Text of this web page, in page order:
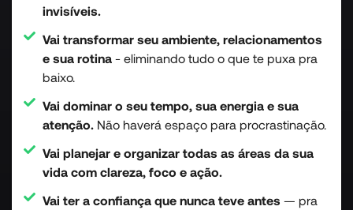
invisíveis.
Vai transformar seu ambiente, relacionamentos
e sua rotina- eliminando tudo o que te puxa pra
baixo.
Vai dominar o seu tempo, sua energia e sua
atenção. Não haverá espaço para procrastinação.
Vai planejar e organizar todas as áreas da sua
vida com clareza, foco e ação.
Vai ter a confiança que nunca teve antes — pra